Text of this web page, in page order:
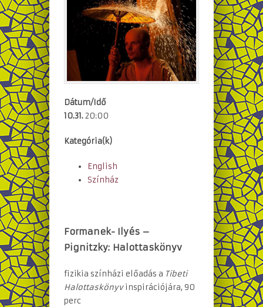
Dátum/Idő
10.31.20:00
Kategória(k)
English
Színház
Formanek- Ilyés –
Pignitzky: Halottaskönyv
fizikia színházi előadás a Tibeti
Halottaskönyvinspirációjára, 90
perc